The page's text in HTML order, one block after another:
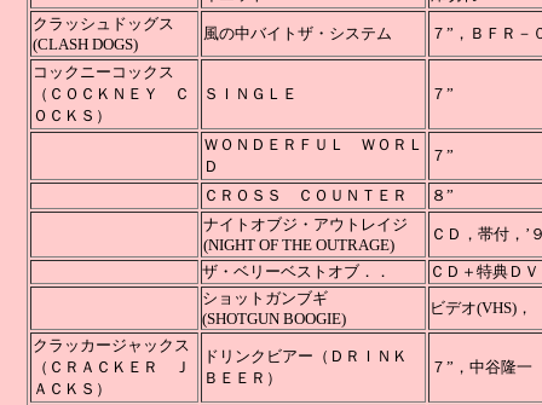
クラッシュドッグス
(CLASH DOGS)
風の中バイトザ・システム ７”，ＢＦ
コックニーコックス
（ＣＯＣＫＮＥＹ Ｃ
ＯＣＫＳ）
ＳＩＮＧＬＥ ７”
ＷＯＮＤＥＲＦＵＬ ＷＯＲＬ
Ｄ
７”
ＣＲＯＳＳ ＣＯＵＮＴＥＲ
８”
ナイトオブジ・アウトレイジ
(NIGHT OF THE OUTRAGE)
ＣＤ，
ザ・ベリーベストオブ．．
ＣＤ＋特典Ｄ
ショットガンブギ
(SHOTGUN BOOGIE)
ビデオ(VHS)，
クラッカージャックス
（ＣＲＡＣＫＥＲ Ｊ
ＡＣＫＳ）
ドリンクビアー（ＤＲＩＮＫ
ＢＥＥＲ）
７”，